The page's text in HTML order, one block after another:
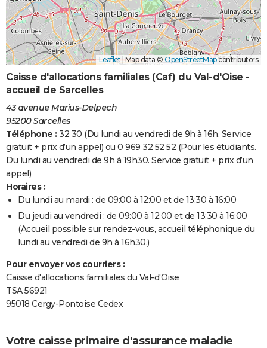
Leaflet | Map data © OpenStreetMapcontributors
Caisse d'allocations familiales (Caf) du Val-d'Oise -
accueil de Sarcelles
43 avenue Marius-Delpech
95200 Sarcelles
Téléphone : 32 30 (Du lundi au vendredi de 9h à 16h. Service
gratuit + prix d’un appel) ou 0 969 32 52 52 (Pour les étudiants.
Du lundi au vendredi de 9h à 19h30. Service gratuit + prix d’un
appel)
Horaires :
Du lundi au mardi : de 09:00 à 12:00 et de 13:30 à 16:00
Du jeudi au vendredi : de 09:00 à 12:00 et de 13:30 à 16:00
(Accueil possible sur rendez-vous, accueil téléphonique du
lundi au vendredi de 9h à 16h30.)
Pour envoyer vos courriers :
Caisse d'allocations familiales du Val-d'Oise
TSA 56921
95018 Cergy-Pontoise Cedex
Votre caisse primaire d'assurance maladie